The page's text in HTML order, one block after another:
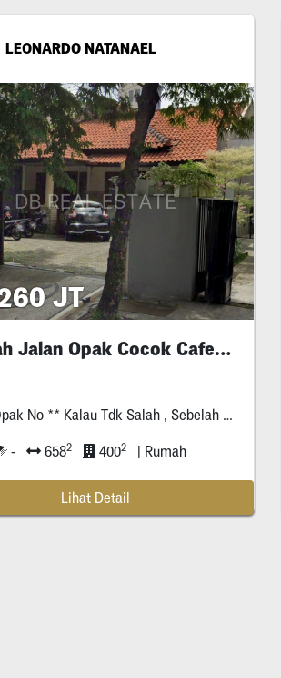
LEONARDO NATANAEL
JT
Rumah Jalan Opak Cocok Cafe , Kantor
Jalan Opak No ** Kalau Tdk Salah , Sebelah Kiri Spread Cafe
- 6582 4002 | Rumah
Lihat Detail